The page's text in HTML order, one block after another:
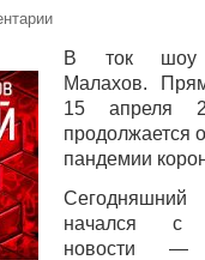
В ток шоу
Малахов.
15 апреля
продолжается
пандемии
начался с
новости —